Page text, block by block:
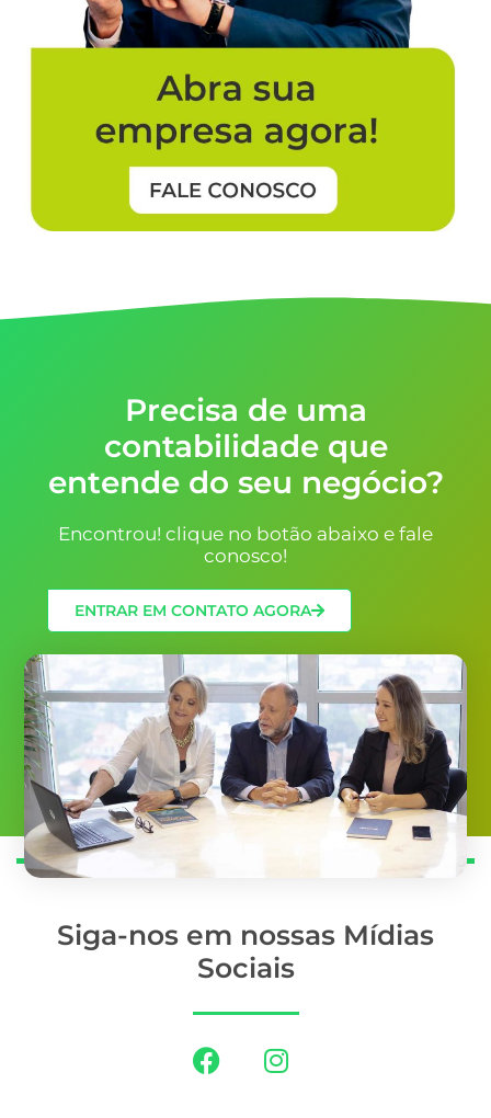
Precisa de uma
contabilidade que
entende do seu negócio?
Encontrou! clique no botão abaixo e fale
conosco!
ENTRAR EM CONTATO AGORA
Siga-nos em nossas Mídias
Sociais